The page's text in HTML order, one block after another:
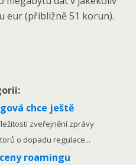
eur (přibližně 51 korun).
chce ještě
zveřejnění zprávy
o dopadu regulace...
roamingu